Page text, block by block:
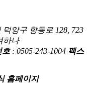
양구 향동로 128, 723
하나
호: 0505-243-1004 팩스
홈페이지